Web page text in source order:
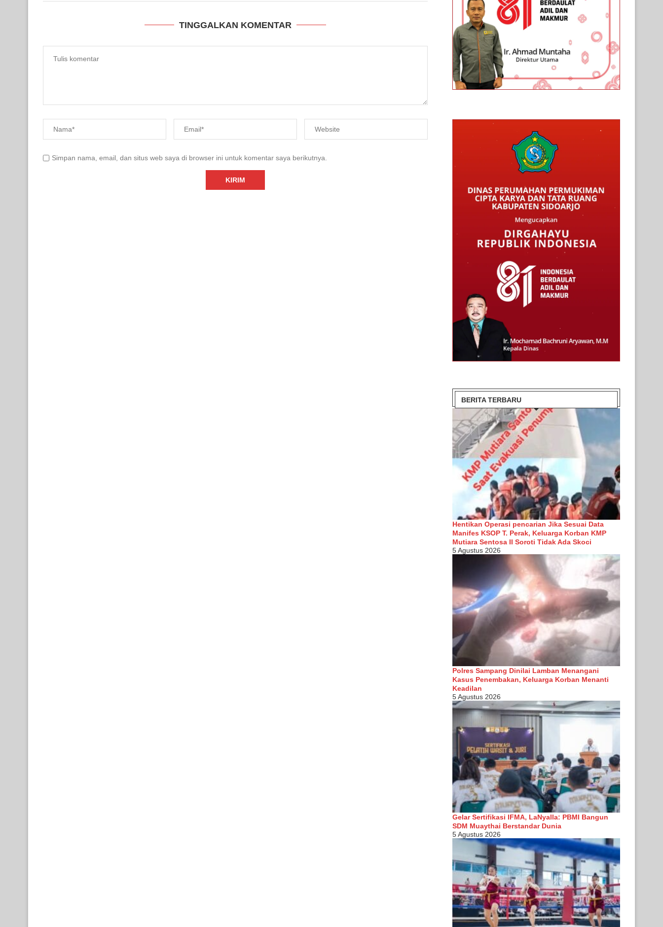
TINGGALKAN KOMENTAR
Simpan nama, email, dan situs web saya di browser ini untuk komentar saya berikutnya.
BERITA TERBARU
Hentikan Operasi pencarian Jika Sesuai Data
Manifes KSOP T. Perak, Keluarga Korban KMP
Mutiara Sentosa II Soroti Tidak Ada Skoci
5 Agustus 2026
Polres Sampang Dinilai Lamban Menangani
Kasus Penembakan, Keluarga Korban Menanti
Keadilan
5 Agustus 2026
Gelar Sertifikasi IFMA, LaNyalla: PBMI Bangun
SDM Muaythai Berstandar Dunia
5 Agustus 2026